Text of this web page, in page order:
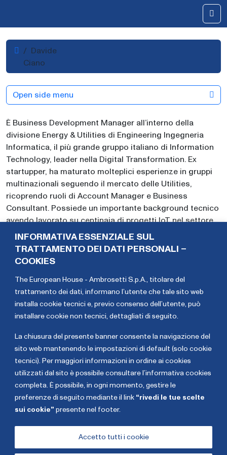
INFORMATIVA ESSENZIALE SUL
TRATTAMENTO DEI DATI PERSONALI –
COOKIES
The European House - Ambrosetti S.p.A., titolare del
trattamento dei dati, informano l’utente che tale sito web
installa cookie tecnici e, previo consenso dell’utente, può
installare cookie non tecnici, dettagliati di seguito
La chiusura del presente banner consente la navigazione del
sito web mantenendo le impostazioni di default (solo cookie
tecnici). Per maggiori informazioni in ordine ai cookies
utilizzati dal sito è possibile consultare l’informativa cookies
completa. È possibile, in ogni momento, gestire le
preferenze di seguito mediante il link “rivedi le tue scelte
sui cookie” presente nel footer.
Accetto tutti i cookie
HomeDavide
Ciano
È Business Development Manager all’interno della
divisione Energy & Utilities di Engineering Ingegneria
Informatica, il più grande gruppo italiano di Information
Technology, leader nella Digital Transformation. Ex
startupper, ha maturato molteplici esperienze in gruppi
multinazionali seguendo il mercato delle Utilities,
ricoprendo ruoli di Account Manager e Business
Consultant. Possiede un importante background tecnico
avendo lavorato su centinaia di progetti IoT nel settore
Water supportando le aziende idriche in alcuni dei
principali progetti di settore. Recentemente ha esteso il
suo perimetro di azione dall’Operation Technology
stato l’ideatore della prima Metaverse Experience per il
settore dell’Acqua presentato al Festival dell’Acqua 2022
in collaborazione con SMAT. Si è laureato a pieni voti in
Business Administration presso la SAA – School of
conseguito un Master in Blockchain Management.
Alessandro
Cecchi
Pasquale
Coccaro
Open side menu
2026